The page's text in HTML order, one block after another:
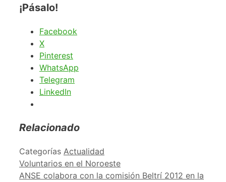
¡Pásalo!
Facebook
X
Pinterest
WhatsApp
Telegram
LinkedIn
Relacionado
Categorías Actualidad
Voluntarios en el Noroeste
ANSE colabora con la comisión Beltrí 2012 en la